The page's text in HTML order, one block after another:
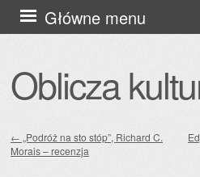
Oblicza
Główne menu
Przejdź
do
Zobacz wpisy
← „Podróż na sto stóp”, Richard C.
Morais – recenzja